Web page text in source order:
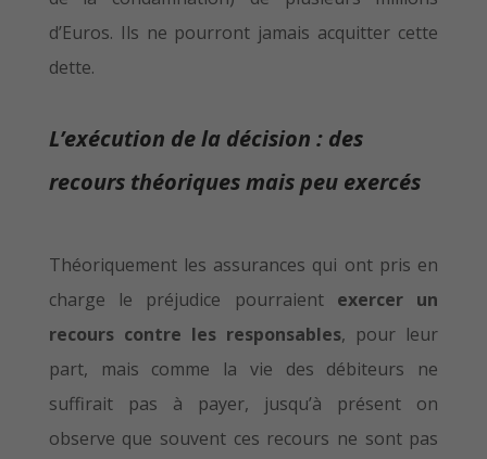
d’Euros. Ils ne pourront jamais acquitter cette
dette.
L’exécution de la décision : des
recours théoriques mais peu exercés
Théoriquement les assurances qui ont pris en
charge le préjudice pourraient exercer un
recours contre les responsables, pour leur
part, mais comme la vie des débiteurs ne
suffirait pas à payer, jusqu’à présent on
observe que souvent ces recours ne sont pas